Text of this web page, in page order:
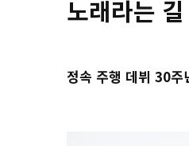
노래라는
정속 주행 데뷔 30주